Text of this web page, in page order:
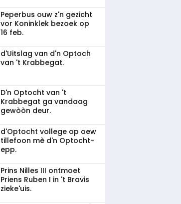
Peperbus ouw z'n gezicht
vor Koninklek bezoek op
16 feb.
d'Uitslag van d'n Optoch
van 't Krabbegat.
D'n Optocht van 't
Krabbegat ga vandaag
gewòòn deur.
d'Optocht vollege op oew
tillefoon mè d'n Optocht-
epp.
Prins Nilles III ontmoet
Priens Ruben I in 't Bravis
zieke'uis.